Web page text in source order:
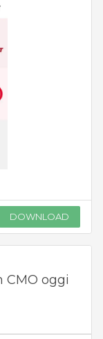
DOWNLOAD
CMO oggi